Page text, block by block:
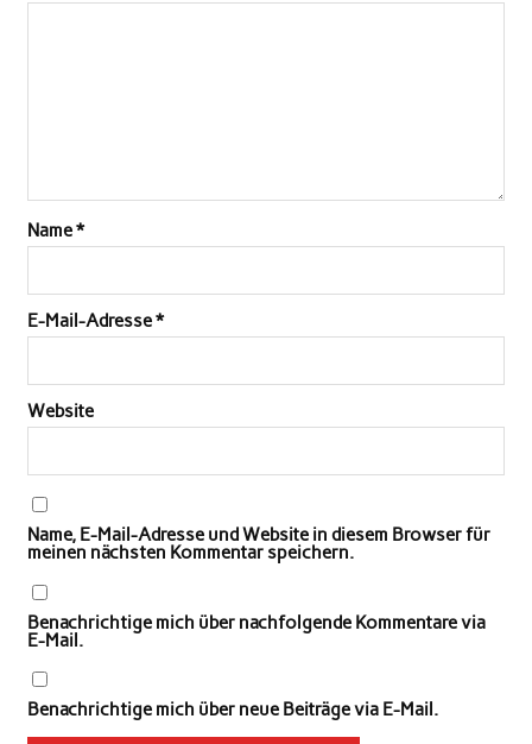
Name*
E-Mail-Adresse*
Website
Name, E-Mail-Adresse und Website in diesem Browser für
meinen nächsten Kommentar speichern.
Benachrichtige mich über nachfolgende Kommentare via
E-Mail.
Benachrichtige mich über neue Beiträge via E-Mail.